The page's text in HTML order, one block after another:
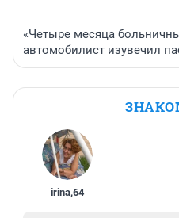
«Четыре месяца
автомобилист изувечил
irina,64